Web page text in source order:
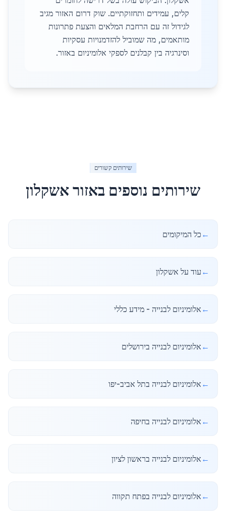
קלים, עמידים ותחזוקתיים. שוק דרום האזור מגיב
לגידול זה עם הרחבת המלאים והצעת פתרונות
מותאמים, מה שמוביל להזדמנויות עסקיות
וסינרגיה בין קבלנים לספקי אלומיניום באזור.
שירותים קשורים
שירותים נוספים באזוראשקלון
← כל המיקומים
← עוד על אשקלון
← אלומיניום לבנייה - מידע כללי
← אלומיניום לבנייה בירושלים
← אלומיניום לבנייה בתל אביב-יפו
← אלומיניום לבנייה בחיפה
← אלומיניום לבנייה בראשון לציון
← אלומיניום לבנייה בפתח תקווה